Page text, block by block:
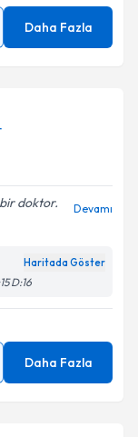
Daha Fazla
doktor.
Devamı
Haritada Göster
D:16
Daha Fazla